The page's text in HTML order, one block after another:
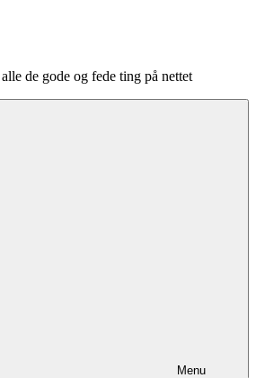
de gode og fede ting på nettet
Menu